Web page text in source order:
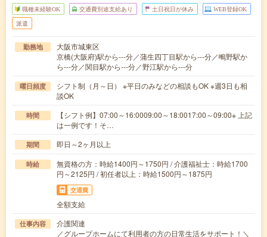
職種未経験OK 交通費別途支給あり 土日祝日が休み WEB登録OK
派遣
勤務地
大阪市城東区
京橋(大阪府)駅から---分／蒲生四丁目駅から---分／鴫野駅か
ら---分／関目駅から---分／野江駅から---分
曜日頻度
シフト制（月～日） ※平日のみなどの相談もOK ※週3日も相
談OK
時間
【シフト例】07:00～16:0009:00～18:0017:00～09:00※ 上記
は一例です！そ…
期間 即日～2ヶ月以上
時給
無資格の方：時給1400円～1750円 / 介護福祉士：時給1700
円～2125円 / 初任者以上：時給1500円～1875円
交通費
全額支給
仕事内容
介護関連
／グループホームにて利用者の方の日常生活をサポート！＼